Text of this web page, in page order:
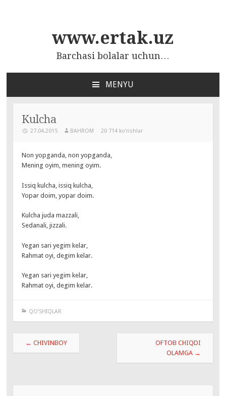
www.ertak.uz
Barchasi bolalar uchun…
MENYU
СОДЕРЖАНИЮ
Kulcha
27.04.2015 BAHROM 20 714 ko‘rishlar
Non yopganda, non yopganda,
Mening oyim, mening oyim.
Issiq kulcha, issiq kulcha,
Yopar doim, yopar doim.
Kulcha juda mazzali,
Sedanali, jizzali.
Yegan sari yegim kelar,
Rahmat oyi, degim kelar.
Yegan sari yegim kelar,
Rahmat oyi, degim kelar.
QO‘SHIQLAR
Навигация
по
← CHIVINBOY
OFTOB CHIQDI
OLAMGA →